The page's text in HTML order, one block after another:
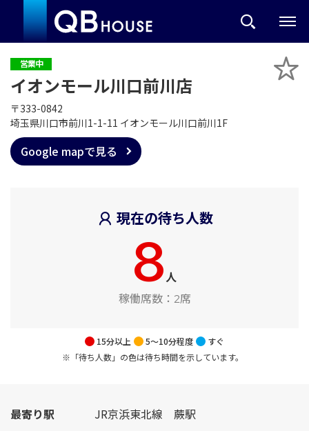
営業中
イオンモール川口前川店
〒333-0842
埼玉県川口市前川1-1-11 イオンモール川口前川1F
Google mapで見る
現在の待ち人数
8人
稼働席数： 2席
15分以上 5～10分程度
すぐ
※「待ち人数」の色は待ち時間を示しています。
最寄り駅 JR京浜東北線 蕨駅